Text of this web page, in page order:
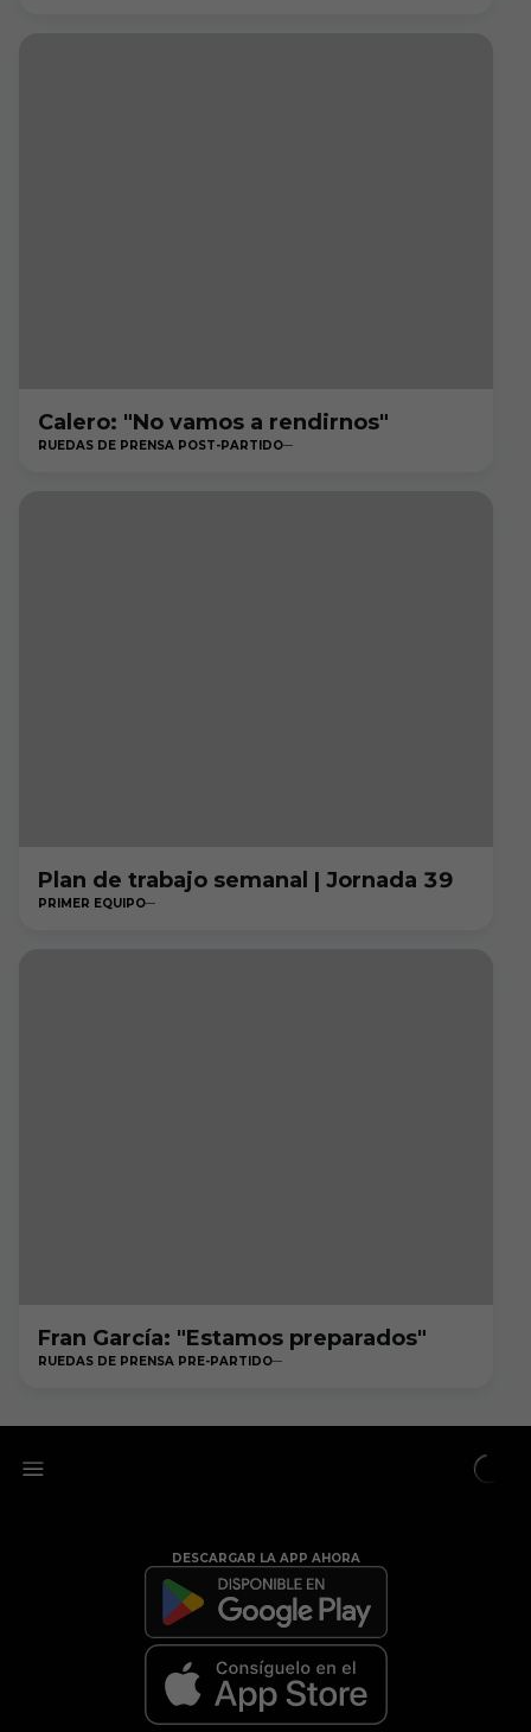
Calero: "No vamos a rendirnos"
RUEDAS DE PRENSA POST-PARTIDO
Plan de trabajo semanal | Jornada 39
PRIMER EQUIPO
Fran García: "Estamos preparados"
RUEDAS DE PRENSA PRE-PARTIDO
DESCARGAR LA APP AHORA